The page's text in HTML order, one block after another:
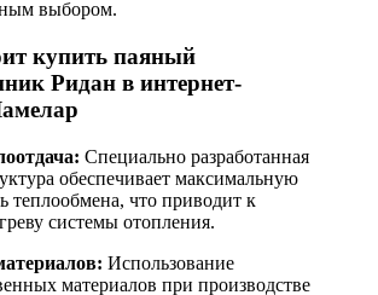
выбором.
купить паяный
Ридан в интернет-
Специально разработанная
обеспечивает максимальную
теплообмена, что приводит к
системы отопления.
Использование
материалов при производстве